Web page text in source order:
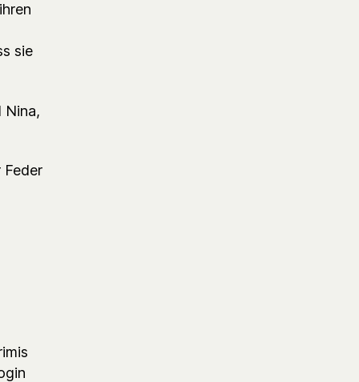
sie
Nina,
Feder